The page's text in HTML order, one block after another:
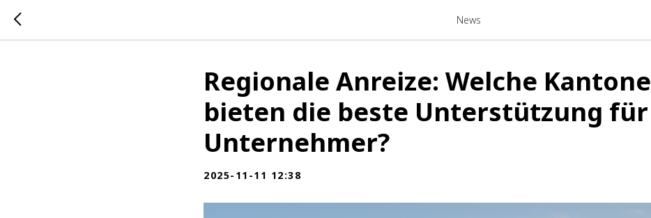
News
Regionale Anreize: Welche Kantone
bieten die beste Unterstützung für
Unternehmer?
2025-11-11 12:38